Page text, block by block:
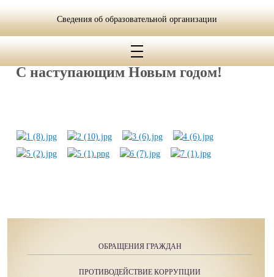
МИНУТКА БЕЗОПАСНОСТИ
«Зима,каникулы прекрасны,если
безопасны!»
С наступающим Новым годом!
ОБРАЩЕНИЯ ГРАЖДАН
ПРОТИВОДЕЙСТВИЕ КОРРУПЦИИ
Сведения об образовательной организации